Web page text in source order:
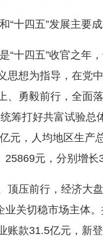
十四五”发展主要
四五”收官之年，
思想为指导，在党
、勇毅前行，全面
筹打好共富试验
元，人均地区生产
25869元，分别增长
压前行，经济大盘
业关切稳市场主体
款31.5亿元，新